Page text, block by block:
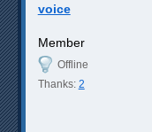
voice
Member
Offline
Thanks: 2